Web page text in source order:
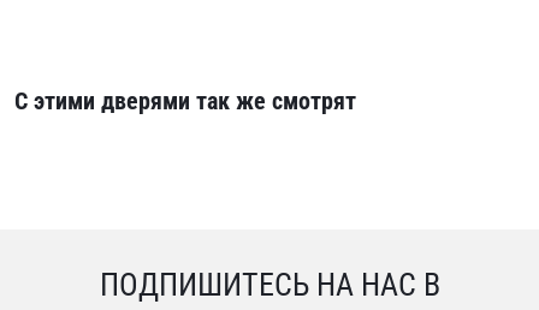
С этими дверями так же смотрят
ПОДПИШИТЕСЬ НА НАС В